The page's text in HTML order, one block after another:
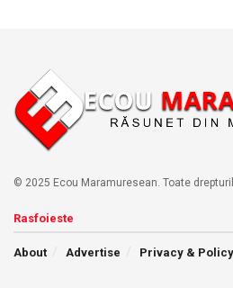
© 2025 Ecou Maramuresean. Toate
Rasfoieste
About Advertise Privacy & Policy